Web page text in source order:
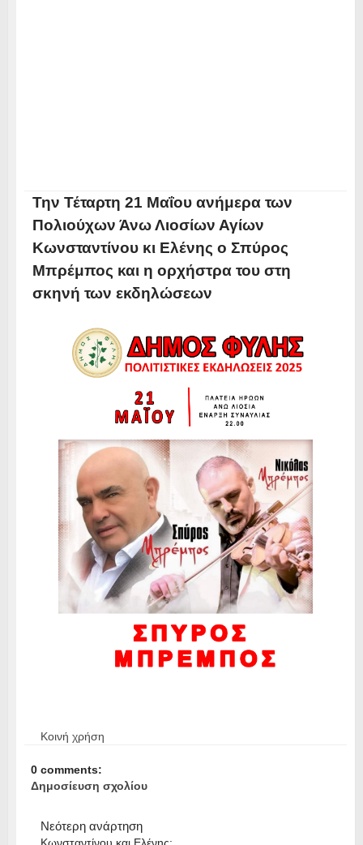
Την Τέταρτη 21 Μαΐου ανήμερα των
Πολιούχων Άνω Λιοσίων Αγίων
Κωνσταντίνου κι Ελένης ο Σπύρος
Μπρέμπος και η ορχήστρα του στη
σκηνή των εκδηλώσεων
Κοινή χρήση
0 comments:
Δημοσίευση σχολίου
Νεότερη ανάρτηση